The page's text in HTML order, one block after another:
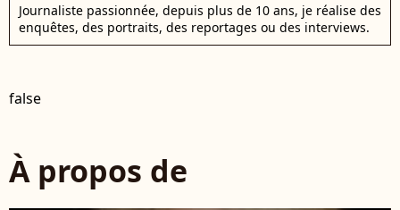
Journaliste passionnée, depuis plus de 10 ans, je réalise des
enquêtes, des portraits, des reportages ou des interviews.
false
À propos de